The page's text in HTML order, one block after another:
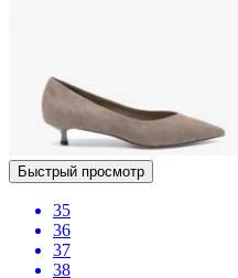
Быстрый просмотр
35
36
37
38